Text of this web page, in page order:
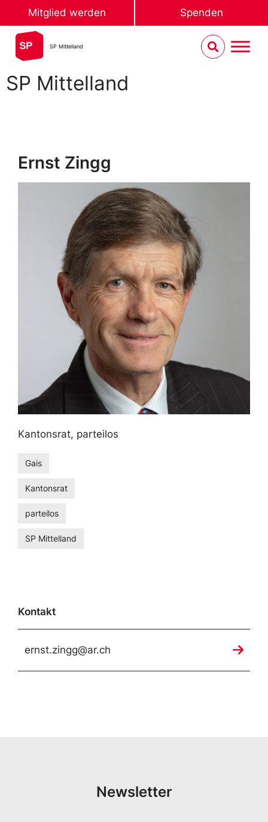
Mitglied werden Spenden
SP Mittelland
SP Mittelland
Ernst Zingg
Kantonsrat, parteilos
Gais
Kantonsrat
parteilos
SP Mittelland
Kontakt
ernst.zingg@ar.ch
Newsletter